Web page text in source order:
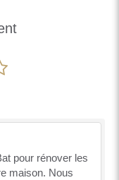
pour rénover les
maison. Nous